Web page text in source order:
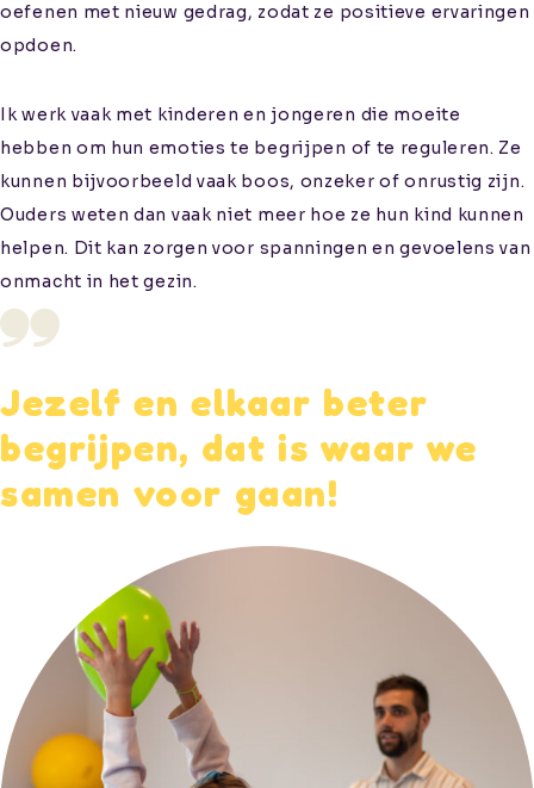
oefenen met nieuw gedrag, zodat ze positieve ervaringen
opdoen.
Ik werk vaak met kinderen en jongeren die moeite
hebben om hun emoties te begrijpen of te reguleren. Ze
kunnen bijvoorbeeld vaak boos, onzeker of onrustig zijn.
Ouders weten dan vaak niet meer hoe ze hun kind kunnen
helpen. Dit kan zorgen voor spanningen en gevoelens van
onmacht in het gezin.
Jezelf en elkaar beter
begrijpen, dat is waar we
samen voor gaan!